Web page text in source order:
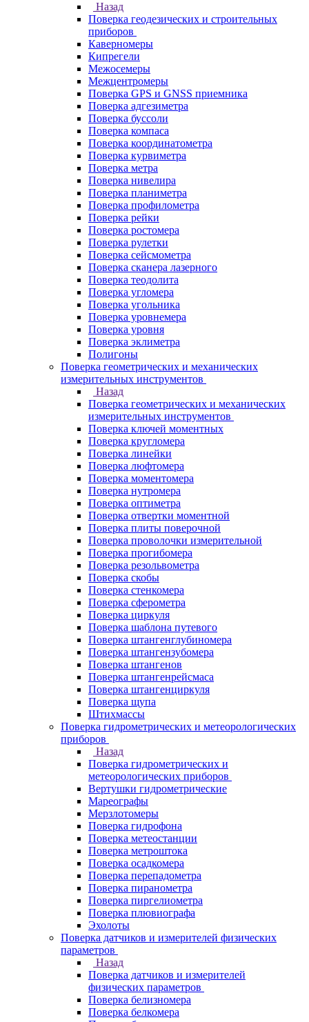
Назад
Поверка геодезических и строительных
приборов
Каверномеры
Кипрегели
Межосемеры
Межцентромеры
Поверка GPS и GNSS приемника
Поверка адгезиметра
Поверка буссоли
Поверка компаса
Поверка координатометра
Поверка курвиметра
Поверка метра
Поверка нивелира
Поверка планиметра
Поверка профилометра
Поверка рейки
Поверка ростомера
Поверка рулетки
Поверка сейсмометра
Поверка сканера лазерного
Поверка теодолита
Поверка угломера
Поверка угольника
Поверка уровнемера
Поверка уровня
Поверка эклиметра
Полигоны
Поверка геометрических и механических
измерительных инструментов
Назад
Поверка геометрических и механических
измерительных инструментов
Поверка ключей моментных
Поверка кругломера
Поверка линейки
Поверка люфтомера
Поверка моментомера
Поверка нутромера
Поверка оптиметра
Поверка отвертки моментной
Поверка плиты поверочной
Поверка проволочки измерительной
Поверка прогибомера
Поверка резольвометра
Поверка скобы
Поверка стенкомера
Поверка сферометра
Поверка циркуля
Поверка шаблона путевого
Поверка штангенглубиномера
Поверка штангензубомера
Поверка штангенов
Поверка штангенрейсмаса
Поверка штангенциркуля
Поверка щупа
Штихмассы
Поверка гидрометрических и метеорологических
приборов
Назад
Поверка гидрометрических и
метеорологических приборов
Вертушки гидрометрические
Мареографы
Мерзлотомеры
Поверка гидрофона
Поверка метеостанции
Поверка метроштока
Поверка осадкомера
Поверка перепадометра
Поверка пиранометра
Поверка пиргелиометра
Поверка плювиографа
Эхолоты
Поверка датчиков и измерителей физических
параметров
Назад
Поверка датчиков и измерителей
физических параметров
Поверка белизномера
Поверка белкомера